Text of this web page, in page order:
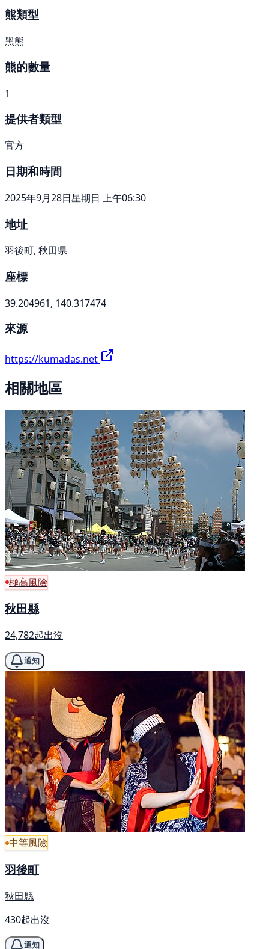
熊類型
黑熊
熊的數量
1
提供者類型
官方
日期和時間
2025年9月28日星期日 上午06:30
地址
羽後町, 秋田県
座標
39.204961, 140.317474
來源
https://kumadas.net
相關地區
極高風險
秋田縣
24,782起出沒
通知
中等風險
羽後町
秋田縣
430起出沒
通知